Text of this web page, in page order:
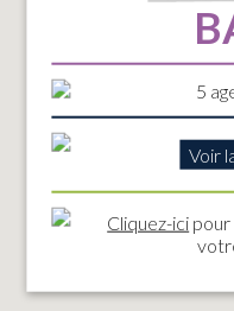
5
Voir
Cliquez-ici